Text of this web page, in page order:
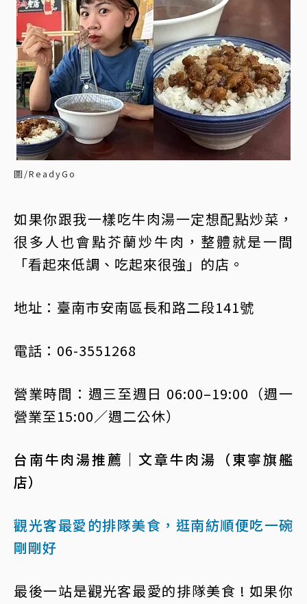
圖/ReadyGo
如果你跟我一樣吃牛肉湯一定想配點炒菜，
很多人也會點芥蘭炒牛肉，整體就是一間
「看起來低調、吃起來很強」的店。
地址：臺南市安南區長和路二段141號
電話：06-3551268
營業時間：週三至週日 06:00–19:00（週一
營業至15:00／週二公休）
台南牛肉湯推薦｜文章牛肉湯（東寧旗艦
店）
觀光客最愛的排隊美食，逛南紡順便吃一碗
剛剛好
最後一站是觀光客最愛的排隊美食 ! 如果你